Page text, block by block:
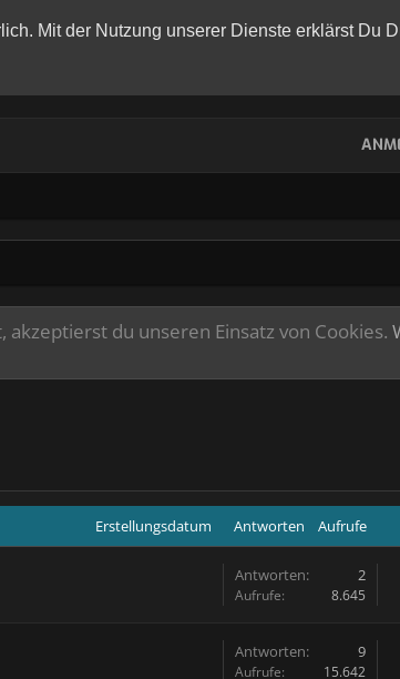
Mit der Nutzung unserer Dienste erklärst Du
du unseren Einsatz von Cookies.
Erstellungsdatum Antworten Aufrufe
Antworten: 2
Aufrufe: 8.645
Antworten: 9
Aufrufe: 15.642